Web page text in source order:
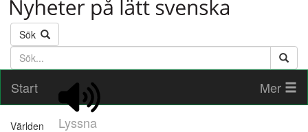
Sök
Söktext
Start
Lyssna
Mer
Världen